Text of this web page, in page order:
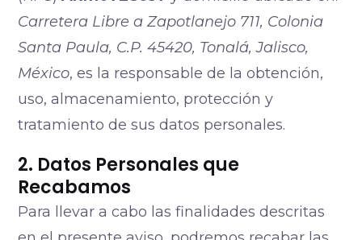
Carretera Libre a Zapotlanejo 711, Colonia
Santa Paula, C.P. 45420, Tonalá, Jalisco,
México, es la responsable de la obtención,
uso, almacenamiento, protección y
tratamiento de sus datos personales.
2. Datos Personales que
Recabamos
Para llevar a cabo las finalidades descritas